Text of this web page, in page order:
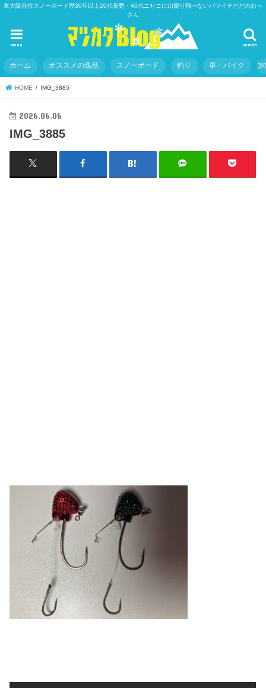
東大阪在住スノーボード歴30年以上20代長野・40代ニセコに山籠り飛べないバツイチだだのおっ
さん
search
menu
ホーム オススメの逸品 スノーボード 釣り 車・バイク
HOME IMG_3885
2026.06.06
IMG_3885